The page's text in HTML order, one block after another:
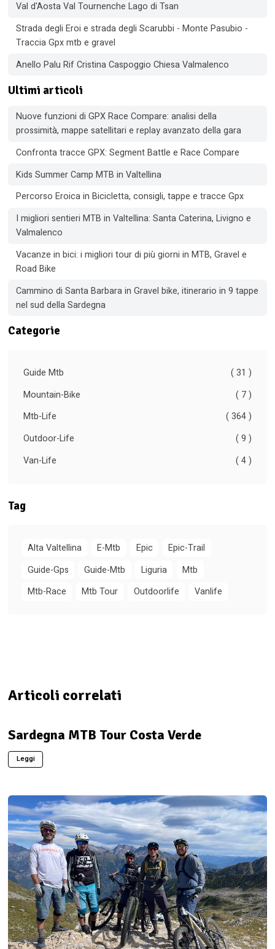
Val d'Aosta Val Tournenche Lago di Tsan
Strada degli Eroi e strada degli Scarubbi - Monte Pasubio -
Traccia Gpx mtb e gravel
Anello Palu Rif Cristina Caspoggio Chiesa Valmalenco
Ultimi articoli
Nuove funzioni di GPX Race Compare: analisi della
prossimità, mappe satellitari e replay avanzato della gara
Confronta tracce GPX: Segment Battle e Race Compare
Kids Summer Camp MTB in Valtellina
Percorso Eroica in Bicicletta, consigli, tappe e tracce Gpx
I migliori sentieri MTB in Valtellina: Santa Caterina, Livigno e
Valmalenco
Vacanze in bici: i migliori tour di più giorni in MTB, Gravel e
Road Bike
Cammino di Santa Barbara in Gravel bike, itinerario in 9 tappe
nel sud della Sardegna
Categorie
Guide Mtb
( 31 )
Mountain-Bike
( 7 )
Mtb-Life
( 364 )
Outdoor-Life
( 9 )
Van-Life
( 4 )
Tag
Alta Valtellina E-Mtb Epic
Epic-Trail
Guide-Gps
Guide-Mtb Liguria
Mtb
Mtb-Race
Mtb Tour Outdoorlife Vanlife
Articoli correlati
Sardegna MTB Tour Costa Verde
Leggi